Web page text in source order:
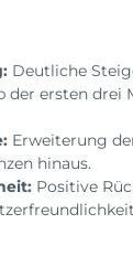
Deutliche
der ersten drei
Erweiterung
hinaus.
Positive